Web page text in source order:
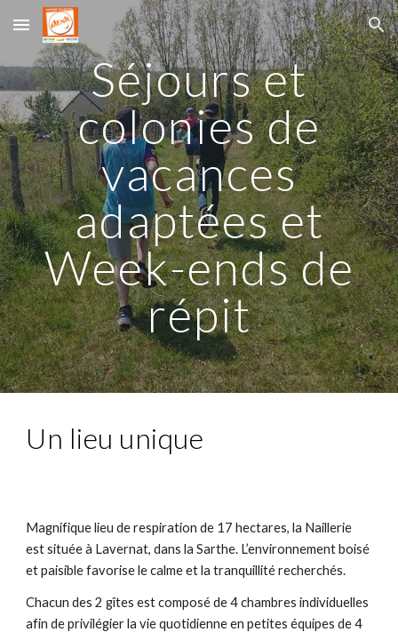
Skip to main content Skip to navigation
Séjours et
colonies de
vacances
adaptées et
Week-ends de
répit
Un lieu unique
Magnifique lieu de respiration de 17 hectares, la Naillerie
est située à Lavernat, dans la Sarthe. L’environnement boisé
et paisible favorise le calme et la tranquillité recherchés.
Chacun des 2 gîtes est composé de 4 chambres individuelles
afin de privilégier la vie quotidienne en petites équipes de 4